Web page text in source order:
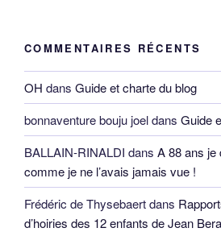
COMMENTAIRES RÉCENTS
OH dans Guide et charte du blog
bonnaventure bouju joeldans Guide
BALLAIN-RINALDI dans A 88 ans je
comme je ne l’avais jamais vue !
Frédéric de Thysebaertdans
d’hoiries des 12 enfants de Jean